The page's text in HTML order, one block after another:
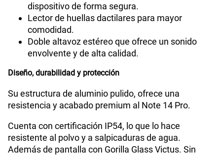
dispositivo de forma segura.
Lector de huellas dactilares para mayor
comodidad.
Doble altavoz estéreo que ofrece un sonido
envolvente y de alta calidad.
Diseño, durabilidad y protección
Su estructura de aluminio pulido, ofrece una
resistencia y acabado premium al Note 14 Pro.
Cuenta con certificación IP54, lo que lo hace
resistente al polvo y a salpicaduras de agua.
Además de pantalla con Gorilla Glass Victus. Sin